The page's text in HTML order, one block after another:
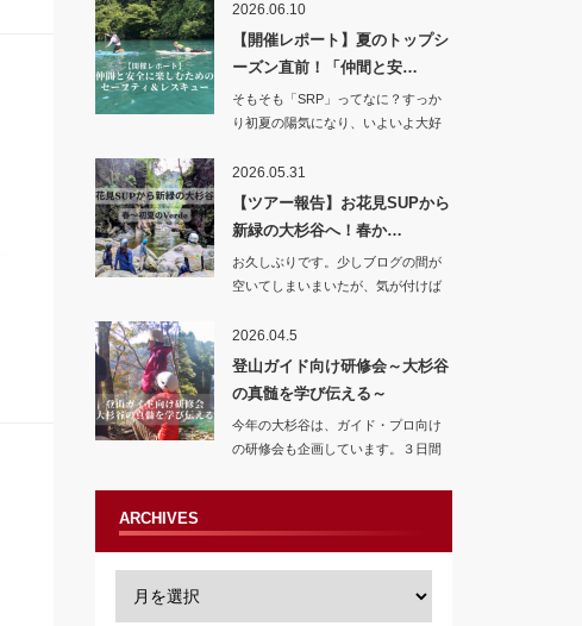
2026.06.10
【開催レポート】夏のトップシ
ーズン直前！「仲間と安…
そもそも「SRP」ってなに？すっか
り初夏の陽気になり、いよいよ大好
2026.05.31
【ツアー報告】お花見SUPから
新緑の大杉谷へ！春か…
お久しぶりです。少しブログの間が
空いてしまいまいたが、気が付けば
2026.04.5
登山ガイド向け研修会～大杉谷
の真髄を学び伝える～
今年の大杉谷は、ガイド・プロ向け
の研修会も企画しています。３日間
ARCHIVES